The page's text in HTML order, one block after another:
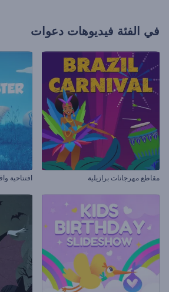
في الفئة فيديوهات دعوات
مقاطع مهرجانات برازيلية افتتاحية